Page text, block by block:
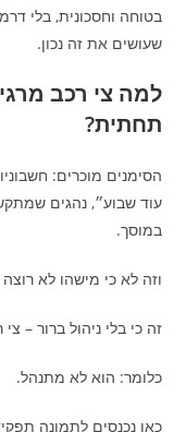
בטוחה וחסכונית, בלי
שעושים את זה נכון.
למה צי רכב
תחתית?
הסימנים מוכרים:
עוד שבוע״, נהגים
במוסך.
וזה לא כי מישהו לא
זה כי בלי ניהול ברור –
כלומר: הוא לא מתנהל.
כאן נכנסים לתמונה